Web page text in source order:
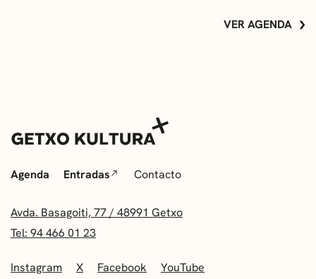
VER AGENDA
Agenda Entradas Contacto
Avda. Basagoiti, 77 / 48991 Getxo
Tel: 94 466 01 23
Instagram X Facebook YouTube